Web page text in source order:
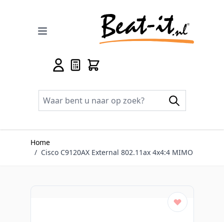
Home
/ Cisco C9120AX External 802.11ax 4x4:4 MIMO